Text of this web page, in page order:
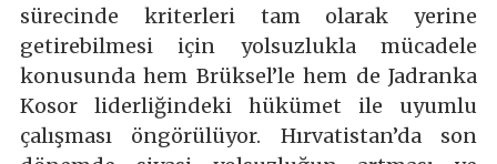
sürecinde kriterleri tam olarak yerine
getirebilmesi için yolsuzlukla mücadele
konusunda hem Brüksel’le hem de Jadranka
Kosor liderliğindeki hükümet ile uyumlu
çalışması öngörülüyor. Hırvatistan’da son